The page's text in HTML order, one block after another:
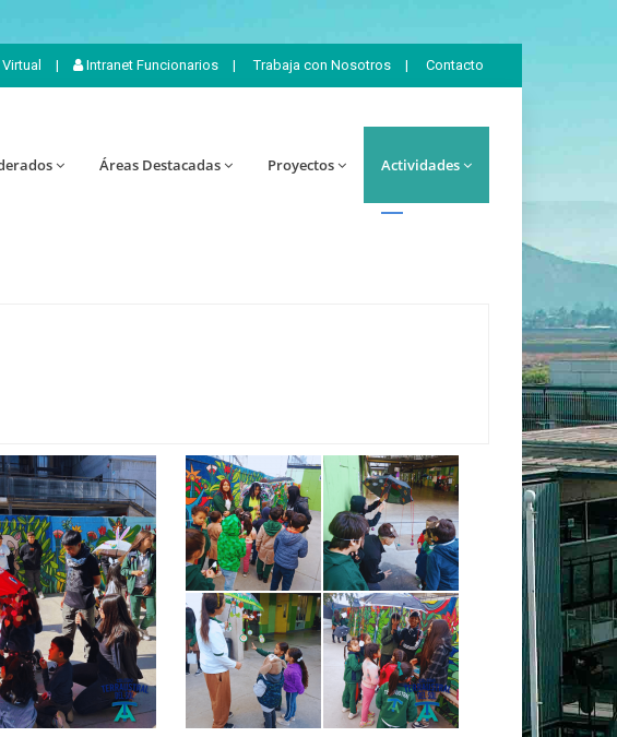
| Intranet Funcionarios | Trabaja con Nosotros | Contacto
Áreas Destacadas Proyectos Actividades